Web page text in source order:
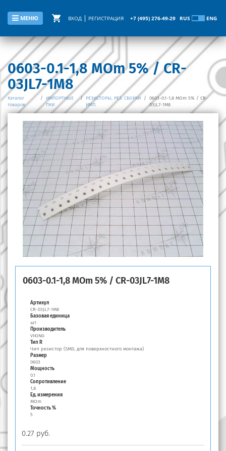
МЕНЮ ВХОД РЕГИСТРАЦИЯ +7 (495) 276-49-29 RUS ENG
0603-0.1-1,8 MOm 5% / CR-
03JL7-1M8
Каталог
товаров
/
ИМПОРТНЫЕ
ПКИ
/
РЕЗИСТОРЫ, РЕЗ. СБОРКИ
ИМП.
/
0603-0.1-1,8 MOm 5% / CR-
03JL7-1M8
0603-0.1-1,8 MOm 5% / CR-03JL7-1M8
Артикул
CR-03JL7-1M8
Базовая единица
шт
Производитель
VIKING
Тип R
Чип резистор (SMD, для поверхностного монтажа)
Размер
0603
Мощность
0.1
Сопротивление
1,8
Ед. измерения
MOm
Точность %
5
0.27 руб.